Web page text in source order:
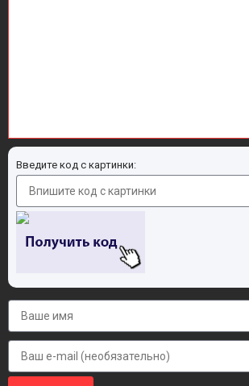
Введите код с картинки: